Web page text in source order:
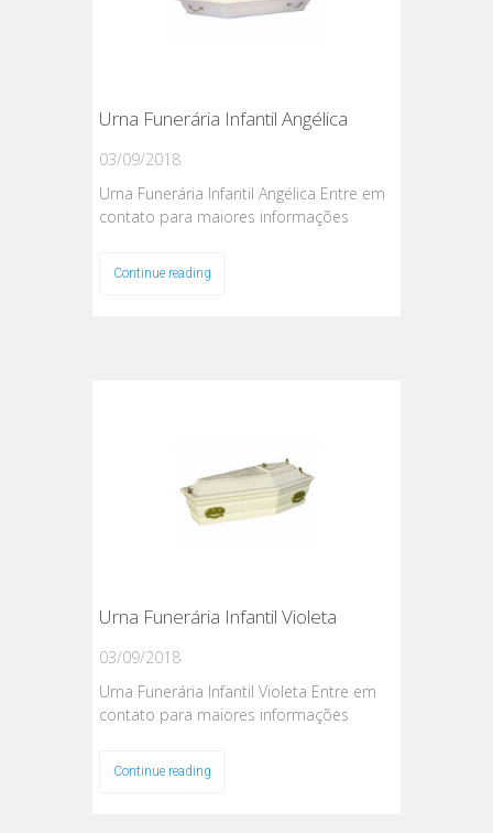
Urna Funerária Infantil Angélica
03/09/2018
Urna Funerária Infantil Angélica Entre em
contato para maiores informações
Continue reading
Urna Funerária Infantil Violeta
03/09/2018
Urna Funerária Infantil Violeta Entre em
contato para maiores informações
Continue reading